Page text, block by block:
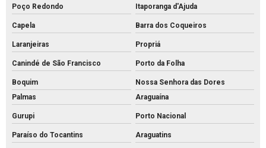
Poço Redondo Itaporanga d'Ajuda
Capela Barra dos Coqueiros
Laranjeiras Propriá
Canindé de São Francisco Porto da Folha
Boquim
Nossa Senhora das Dores
Palmas
Araguaína
Gurupi Porto Nacional
Paraíso do Tocantins Araguatins